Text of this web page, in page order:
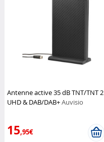
Antenne active 35 dB TNT/TNT 2
UHD & DAB/DAB+Auvisio
15,95€